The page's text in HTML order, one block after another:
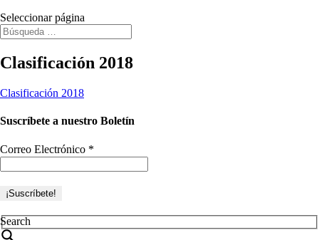
Seleccionar página
Clasificación 2018
Clasificación 2018
Suscríbete a nuestro Boletín
Correo Electrónico *
Search